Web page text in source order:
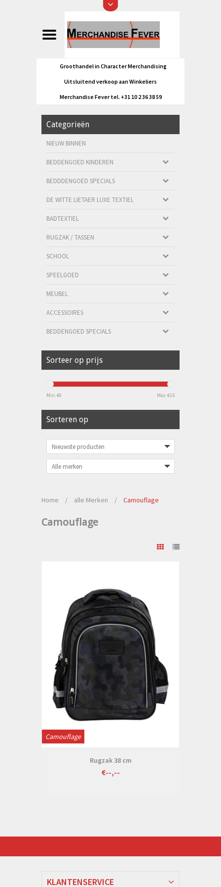
Groothandel in Character Merchandising
Uitsluitend verkoop aan Winkeliers
Merchandise Fever tel. +31 10 2 36 38 59
Categorieën
NIEUW BINNEN
BEDDENGOED KINDEREN
BEDDDENGOED SPECIALS
DE WITTE LIETAER LUXE TEXTIEL
BADTEXTIEL
RUGZAK / TASSEN
SCHOOL
SPEELGOED
MEUBEL
ACCESSOIRES
BEDDENGOED SPECIALS
Sorteer op prijs
Min: €0 Max: €15
Sorteren op
Home / alle Merken / Camouflage
Camouflage
Camouflage
Rugzak 38 cm
€--,--
KLANTENSERVICE